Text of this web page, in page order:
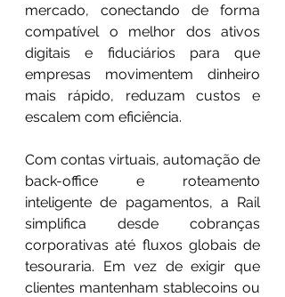
mercado, conectando de forma
compatível o melhor dos ativos
digitais e fiduciários para que
empresas movimentem dinheiro
mais rápido, reduzam custos e
escalem com eficiência.
Com contas virtuais, automação de
back-office e roteamento
inteligente de pagamentos, a Rail
simplifica desde cobranças
corporativas até fluxos globais de
tesouraria. Em vez de exigir que
clientes mantenham stablecoins ou